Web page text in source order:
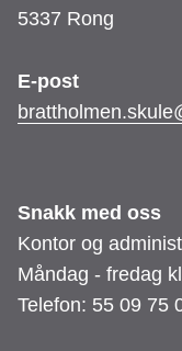
5337 Rong
E-post
Snakk med oss
Kontor og
Måndag - fredag
Telefon: 55 09 75